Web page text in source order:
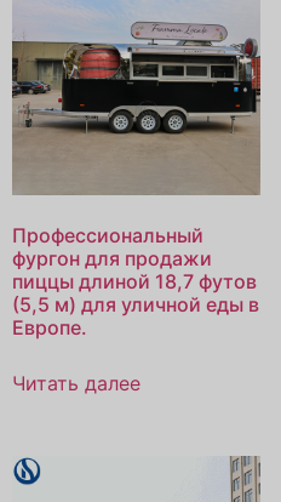
Профессиональный
фургон для продажи
пиццы длиной 18,7 футов
(5,5 м) для уличной еды в
Европе.
Читать далее